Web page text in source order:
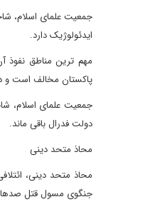
جمعیت علمای اسلام،
ایدئولوژیک دارد.
مهم ترین مناطق نفوذ
پاکستان مخالف است و
دولت فدرال باقی ماند.
محاذ متحد دینی
محاذ متحد دینی،
جنگوی مسول قتل صدها